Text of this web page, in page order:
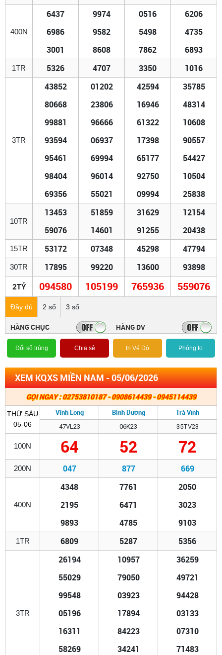
400N
6437
6986
3001
9974
9582
8608
0516
5498
7862
6206
4735
6893
1TR 5326 4707 3350 1016
3TR
43852
80668
99881
93594
95461
98404
69356
01202
23806
96666
06937
69994
96014
55021
42594
16946
61322
17398
65177
92750
09994
35785
48314
10608
90557
54427
10504
25838
10TR
13453
59076
51859
14601
31629
91255
12154
20438
15TR 53172 07348 45298 47794
30TR 17895 99220 13600 93898
2TỶ 094580 105199 765936 559076
Đầy đủ 2 số 3 số
HÀNG CHỤC HÀNG DV
Đổi số trúng Chia sẻ In Vé Dò Phóng to
XEM KQXS MIỀN NAM - 05/06/2026
GỌI NGAY : 02753810187 - 0908614439 - 0945114439
THỨ SÁU
05-06
Vĩnh Long Bình Dương Trà Vinh
47VL23 06K23 35TV23
100N 64 52 72
200N 047 877 669
400N
4348
2195
9893
7761
6471
4785
2050
3023
9103
1TR 6809 5287 5356
3TR
26194
55029
99548
05196
16311
58269
10957
79050
03923
17894
84223
34241
36259
49721
94428
03133
07310
71483